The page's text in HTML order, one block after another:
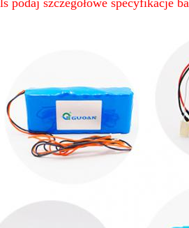
podaj szczegółowe specyfikacje